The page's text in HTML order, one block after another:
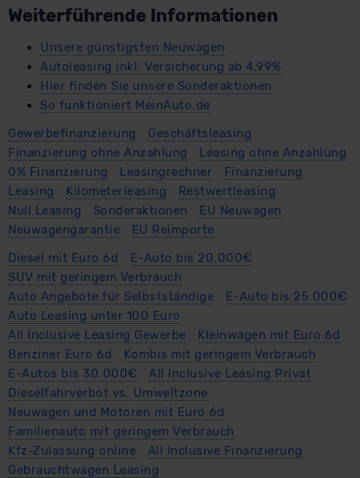
erteilen. Nähere Informationen zu den bestehenden
unserem Datenschutzbeauftragten unter
datenschutz@meinauto.de anfordern.
Datenschutzerklärung|Impressum
Weiterführende Informationen
Unsere günstigsten Neuwagen
Autoleasing inkl. Versicherung ab 4,99%
Hier finden Sie unsere Sonderaktionen
So funktioniert MeinAuto.de
Gewerbefinanzierung
Geschäftsleasing
Finanzierung ohne Anzahlung
Leasing ohne Anzahlung
0% Finanzierung
Leasingrechner
Finanzierung
Leasing
Kilometerleasing
Restwertleasing
Null Leasing
Sonderaktionen
EU Neuwagen
Neuwagengarantie
EU Reimporte
Diesel mit Euro 6d
E-Auto bis 20.000€
SUV mit geringem Verbrauch
Auto Angebote für Selbstständige
E-Auto bis 25.000€
Auto Leasing unter 100 Euro
All Inclusive Leasing Gewerbe
Kleinwagen mit Euro 6d
Benziner Euro 6d
Kombis mit geringem Verbrauch
E-Autos bis 30.000€
All Inclusive Leasing Privat
Dieselfahrverbot vs. Umweltzone
Neuwagen und Motoren mit Euro 6d
Familienauto mit geringem Verbrauch
Kfz-Zulassung online
All Inclusive Finanzierung
Gebrauchtwagen Leasing